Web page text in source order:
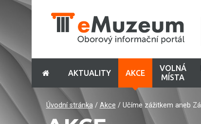
AKTUALITY AKCE
VOLNÁ
MÍSTA
Úvodní stránka/ Akce / Učíme zážitkem aneb